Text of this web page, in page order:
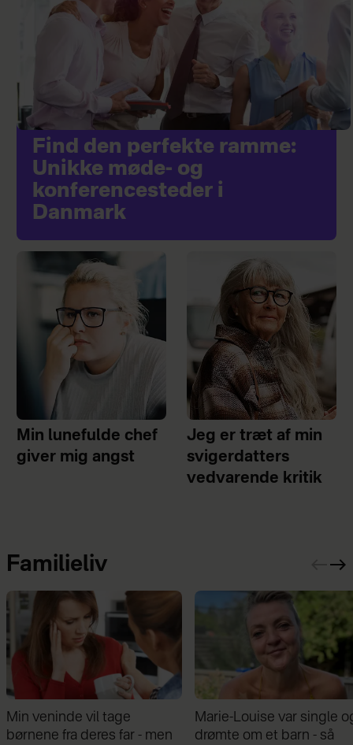
Find den perfekte ramme:
Unikke møde- og
konferencesteder i
Danmark
Min lunefulde chef
giver mig angst
Jeg er træt af min
svigerdatters
vedvarende kritik
Familieliv
Marie-Louise var single og
drømte om et barn - så
Mathilde Gøhler fortæller
om bruddet med Remee: